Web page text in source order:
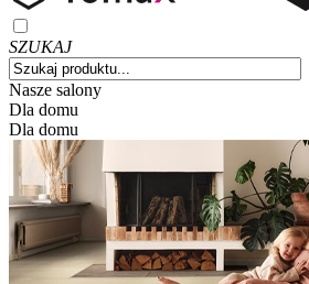
SZUKAJ
Nasze salony
Dla domu
Dla domu